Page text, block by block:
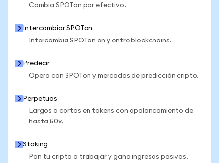
Cambia SPOTon por efectivo.
Intercambiar SPOTon
Intercambia SPOTon en y entre blockchains.
Predecir
Opera con SPOTon y mercados de predicción cripto.
Perpetuos
Largos o cortos en tokens con apalancamiento de
hasta 50x.
Staking
Pon tu cripto a trabajar y gana ingresos pasivos.